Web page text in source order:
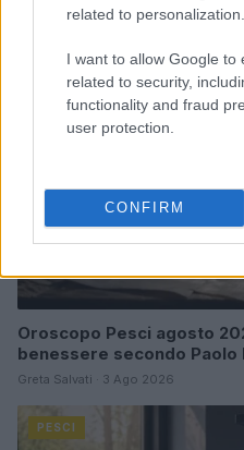
related to personalization.
I want to allow Google to
related to security,
functionality and fraud
user protection.
CONFIRM
Oroscopo Pesci agosto
benessere secondo Paolo
Greta Salvati · 3 Ago 2026
PESCI